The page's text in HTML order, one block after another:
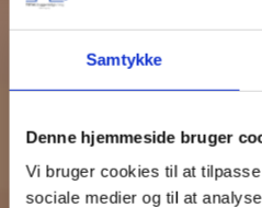
Samtykke
Denne hjemmeside bruger
Vi bruger cookies til at
sociale medier og til at